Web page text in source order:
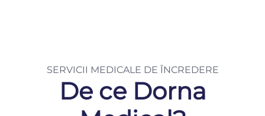
SERVICII MEDICALE DE ÎNCREDERE
De ce Dorna